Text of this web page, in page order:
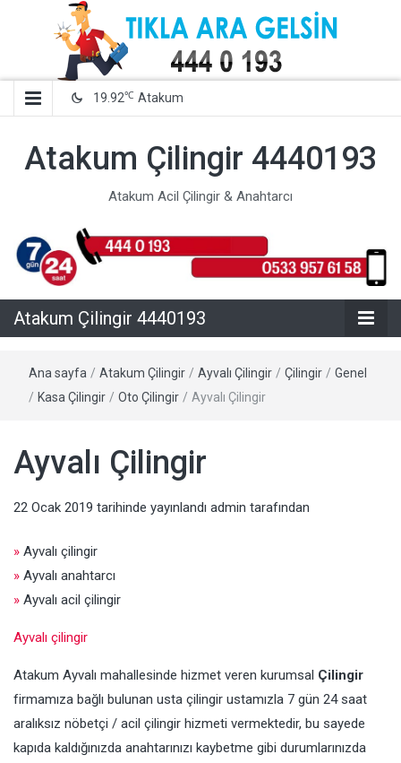
19.92℃ Atakum
Atakum Çilingir 4440193
Atakum Acil Çilingir & Anahtarcı
Atakum Çilingir 4440193
Ana sayfa / Atakum Çilingir / Ayvalı Çilingir / Çilingir / Genel
/ Kasa Çilingir / Oto Çilingir / Ayvalı Çilingir
Ayvalı Çilingir
22 Ocak 2019 tarihinde yayınlandı admin tarafından
» Ayvalı çilingir
» Ayvalı anahtarcı
» Ayvalı acil çilingir
Ayvalı çilingir
Atakum Ayvalı mahallesinde hizmet veren kurumsal Çilingir
firmamıza bağlı bulunan usta çilingir ustamızla 7 gün 24 saat
aralıksız nöbetçi / acil çilingir hizmeti vermektedir, bu sayede
kapıda kaldığınızda anahtarınızı kaybetme gibi durumlarınızda